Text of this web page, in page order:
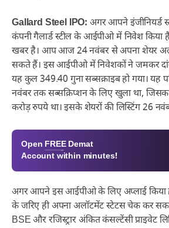
Gallard Steel IPO: अगर आपने इंजीनियर्ड
कंपनी गैलार्ड स्टील के आईपीओ में निवेश
खबर है। आप आज 24 नवंबर से अपना शेयर
सकते हैं। इस आईपीओ में निवेशकों ने जमकर
यह कुल 349.40 गुना सब्सक्राइब हो गया। यह
नवंबर तक सब्सक्रिप्शन के लिए खुला था,
करोड़ रुपये था। इसके शेयरों की लिस्टिंग 26
Open FREE Demat
Account within minutes!
अगर आपने इस आईपीओ के लिए अप्लाई किया
के जरिए ही अपना अलॉटमेंट स्टेटस चेक कर
BSE और रजिस्ट्रार अंकित कंसल्टेंसी प्राइवेट